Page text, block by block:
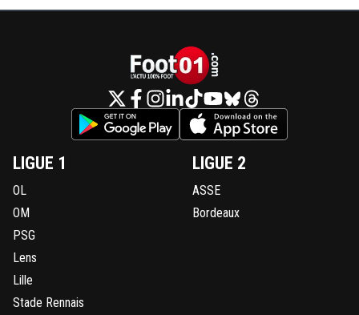
LIGUE 1
OL
OM
PSG
Lens
Lille
Stade Rennais
LIGUE 2
ASSE
Bordeaux